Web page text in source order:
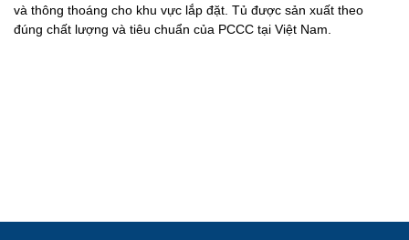
và thông thoáng cho khu vực lắp đặt. Tủ được sản xuất theo
đúng chất lượng và tiêu chuẩn của PCCC tại Việt Nam.